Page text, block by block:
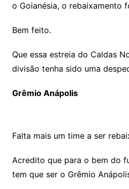
o Goianésia, o rebaixamento
Bem feito.
Que essa estreia do Caldas
divisão tenha sido uma
Grêmio Anápolis
Falta mais um time a ser
Acredito que para o bem do
tem que ser o Grêmio